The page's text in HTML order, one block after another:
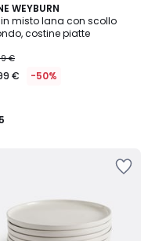
WEYBURN
in misto lana con scollo
costine piatte
€
€ -50%
5